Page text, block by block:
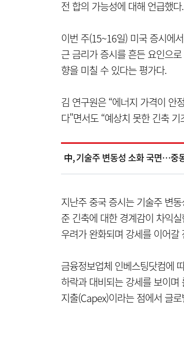
전 합의 가능성에 대해 언급했다.
이번 주(15~16일) 미국 증시에
근 금리가 증시를 흔든 요인으
향을 미칠 수 있다는 평가다.
김 연구원은 “에너지 가격이 안
다"면서도 “예상치 못한 긴축
中, 기술주 변동성 소화 국면…중
지난주 중국 증시는 기술주 변
준 긴축에 대한 경계감이 차익
우려가 완화되며 강세를 이어갈
금융정보업체 인베스팅닷컴에
하락과 대비되는 강세를 보이
지출(Capex)이라는 점에서 글